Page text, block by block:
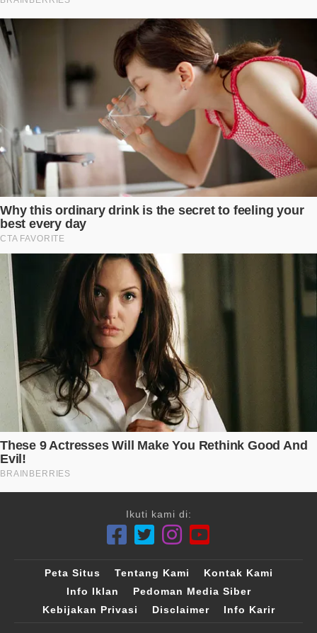
Ikuti kami di:
Peta Situs Tentang Kami
Kontak Kami
Info Iklan
Pedoman Media Siber
Kebijakan Privasi
Disclaimer Info Karir